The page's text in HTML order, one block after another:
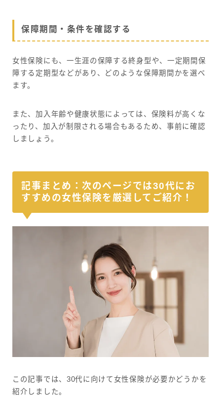
保障期間・条件を確認する
女性保険にも、一生涯の保障する終身型や、一定期間保
障する定期型などがあり、どのような保障期間かを選べ
ます。
また、加入年齢や健康状態によっては、保険料が高くな
ったり、加入が制限される場合もあるため、事前に確認
しましょう。
記事まとめ：次のページでは30代にお
すすめの女性保険を厳選してご紹介！
この記事では、30代に向けて女性保険が必要かどうかを
紹介しました。